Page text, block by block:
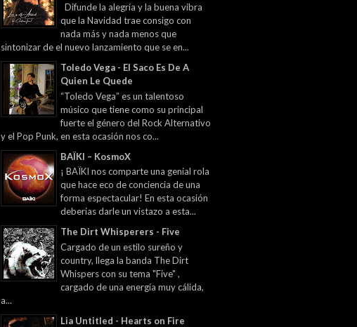
Difunde la alegría y la buena vibra
que la Navidad trae consigo con
nada más y nada menos que
sintonizar de el nuevo lanzamiento que se en...
Toledo Vega - El Saco Es De A
Quien Le Quede
“Toledo Vega” es un talentoso
músico que tiene como su principal
fuerte el género del Rock Alternativo
y el Pop Punk, en esta ocasión nos co...
BAÏKI – KosmoX
¡ BAÏKI nos comparte una genial rola
que hace eco de conciencia de una
forma espectacular! En esta ocasión
deberías darle un vistazo a esta...
The Dirt Whisperers - Five
Cargado de un estilo sureño y
country, llega la banda The Dirt
Whispers con su tema "Five" ,
cargado de una energía muy cálida,
a...
Lia Untitled - Hearts on Fire